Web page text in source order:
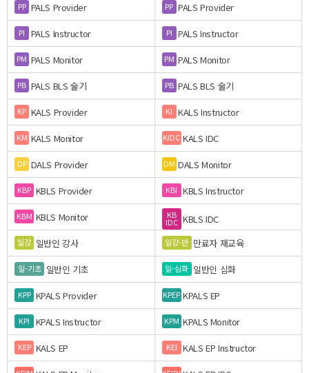
PP PALS Provider PP PALS Provider
PI PALS Instructor PI PALS Instructor
PM PALS Monitor PM PALS Monitor
PB PALS BLS 술기 PB PALS BLS 술기
KP KALS Provider KI KALS Instructor
KM KALS Monitor KIDC KALS IDC
DP DALS Provider DM DALS Monitor
KBP KBLS Provider KBI KBLS Instructor
KBM KBLS Monitor KB
IDC KBLS IDC
일강 일반인 강사 일강-만 만료자 재교육
일-기초 일반인 기초 일-심화 일반인 심화
KPP KPALS Provider KPEP KPALS EP
KPI KPALS Instructor KPM KPALS Monitor
KEP KALS EP KEI KALS EP Instructor